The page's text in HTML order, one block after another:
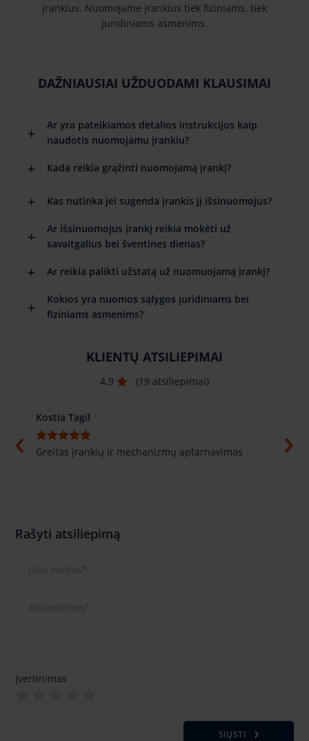
įrankius. Nuomojame įrankius tiek fiziniams, tiek
juridiniams asmenims.
DAŽNIAUSIAI UŽDUODAMI KLAUSIMAI
Ar yra pateikiamos detalios instrukcijos kaip
naudotis nuomojamu įrankiu?
Kada reikia grąžinti nuomojamą įrankį?
Kas nutinka jei sugenda įrankis jį išsinuomojus?
Ar išsinuomojus įrankį reikia mokėti už
savaitgalius bei šventines dienas?
Ar reikia palikti užstatą už nuomuojamą įrankį?
Kokios yra nuomos sąlygos juridiniams bei
fiziniams asmenims?
KLIENTŲ ATSILIEPIMAI
4.9 (19 atsiliepimai)
Kostia Tagil
Greitas įrankių ir mechanizmų aptarnavimas
Rašyti atsiliepimą
Įvertinimas
SIŲSTI